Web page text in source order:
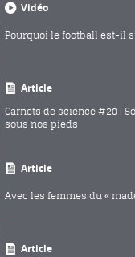
Vidéo
Pourquoi le football est-il
Article
Carnets de science #20 :
sous nos pieds
Article
Avec les femmes du «
Article